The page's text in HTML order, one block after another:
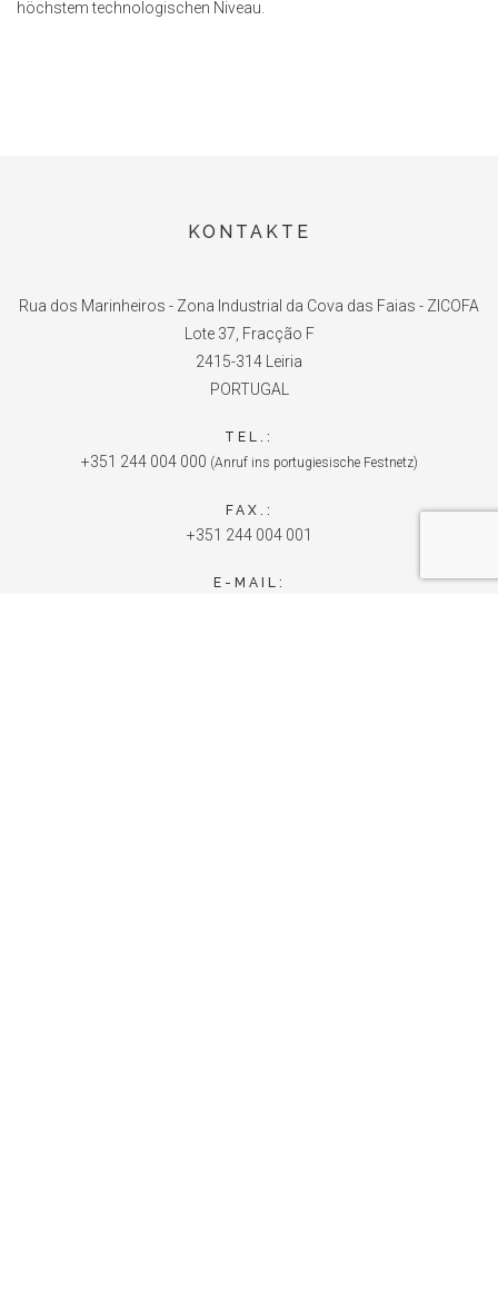
höchstem technologischen Niveau.
KONTAKTE
Rua dos Marinheiros - Zona Industrial da Cova das Faias - ZICOFA
Lote 37, Fracção F
2415-314 Leiria
PORTUGAL
TEL.:
+351 244 004 000 (Anruf ins portugiesische Festnetz)
FAX.:
+351 244 004 001
E-MAIL: